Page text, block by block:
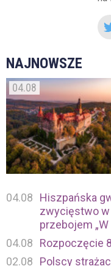
NAJNOWSZE
04.08
04.08
Hiszpańska
zwycięstwo
przebojem „W
04.08
Rozpoczęcie
02.08
Polscy